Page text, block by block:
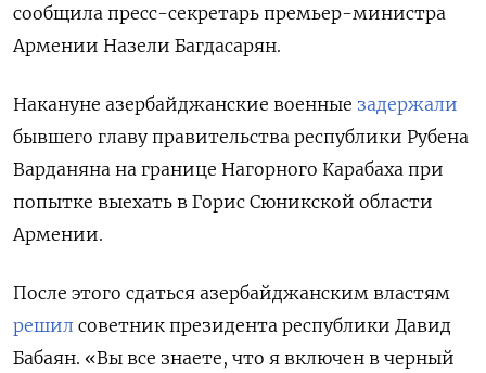
сообщила пресс-секретарь премьер-министра
Армении Назели Багдасарян.
Накануне азербайджанские военные задержали
бывшего главу правительства республики Рубена
Варданяна на границе Нагорного Карабаха при
попытке выехать в Горис Сюникской области
Армении.
После этого сдаться азербайджанским властям
решил советник президента республики Давид
Бабаян. «Вы все знаете, что я включен в черный